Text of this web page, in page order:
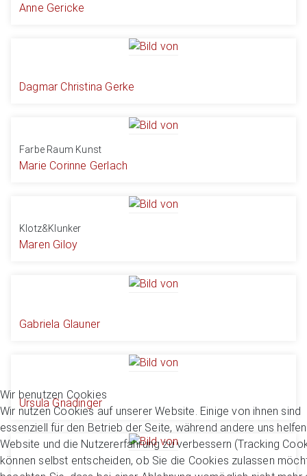
Anne Gericke
Dagmar Christina Gerke
Farbe Raum Kunst
Marie Corinne Gerlach
Klotz&Klunker
Maren Giloy
Gabriela Glauner
Ursula Gnädinger
Wir benutzen Cookies
Wir nutzen Cookies auf unserer Website. Einige von ihnen sind
essenziell für den Betrieb der Seite, während andere uns
Website und die Nutzererfahrung zu verbessern (Tracking
können selbst entscheiden, ob Sie die Cookies zulassen